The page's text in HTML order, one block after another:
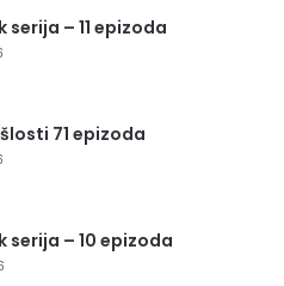
serija – 11 epizoda
71 epizoda
serija – 10 epizoda